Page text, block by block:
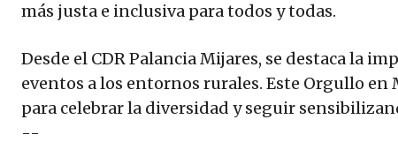
más justa e inclusiva para todos y todas.
Desde el CDR Palancia Mijares, se destaca la
eventos a los entornos rurales. Este Orgullo
para celebrar la diversidad y seguir
--